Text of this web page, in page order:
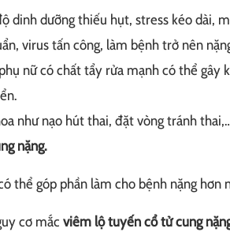
dinh dưỡng thiếu hụt, stress kéo dài,
virus tấn công, làm bệnh trở nên
nữ có chất tẩy rửa mạnh có thể gây
như nạo hút thai, đặt vòng tránh
nặng.
thể góp phần làm cho bệnh nặng hơn
cơ mắc viêm lộ tuyến cổ tử cung